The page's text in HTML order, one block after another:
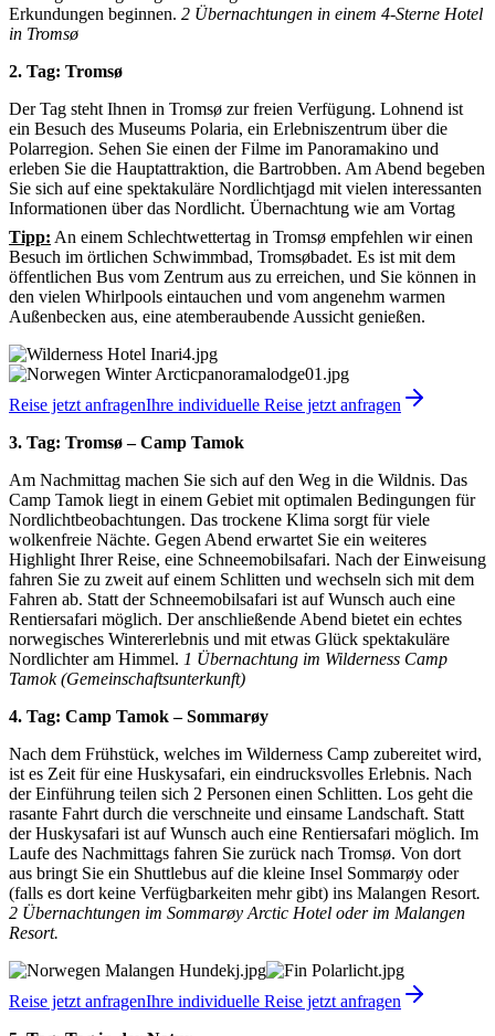
Erkundungen beginnen. 2 Übernachtungen in einem 4-Sterne Hotel
in Tromsø
2. Tag: Tromsø
Der Tag steht Ihnen in Tromsø zur freien Verfügung. Lohnend ist
ein Besuch des Museums Polaria, ein Erlebniszentrum über die
Polarregion. Sehen Sie einen der Filme im Panoramakino und
erleben Sie die Hauptattraktion, die Bartrobben. Am Abend begeben
Sie sich auf eine spektakuläre Nordlichtjagd mit vielen interessanten
Informationen über das Nordlicht. Übernachtung wie am Vortag
Tipp: An einem Schlechtwettertag in Tromsø empfehlen wir einen
Besuch im örtlichen Schwimmbad, Tromsøbadet. Es ist mit dem
öffentlichen Bus vom Zentrum aus zu erreichen, und Sie können in
den vielen Whirlpools eintauchen und vom angenehm warmen
Außenbecken aus, eine atemberaubende Aussicht genießen.
Reise jetzt anfragenIhre individuelle Reise jetzt anfragen
3. Tag: Tromsø – Camp Tamok
Am Nachmittag machen Sie sich auf den Weg in die Wildnis. Das
Camp Tamok liegt in einem Gebiet mit optimalen Bedingungen für
Nordlichtbeobachtungen. Das trockene Klima sorgt für viele
wolkenfreie Nächte. Gegen Abend erwartet Sie ein weiteres
Highlight Ihrer Reise, eine Schneemobilsafari. Nach der Einweisung
fahren Sie zu zweit auf einem Schlitten und wechseln sich mit dem
Fahren ab. Statt der Schneemobilsafari ist auf Wunsch auch eine
Rentiersafari möglich. Der anschließende Abend bietet ein echtes
norwegisches Wintererlebnis und mit etwas Glück spektakuläre
Nordlichter am Himmel. 1 Übernachtung im Wilderness Camp
Tamok (Gemeinschaftsunterkunft)
4. Tag: Camp Tamok – Sommarøy
Nach dem Frühstück, welches im Wilderness Camp zubereitet wird,
ist es Zeit für eine Huskysafari, ein eindrucksvolles Erlebnis. Nach
der Einführung teilen sich 2 Personen einen Schlitten. Los geht die
rasante Fahrt durch die verschneite und einsame Landschaft. Statt
der Huskysafari ist auf Wunsch auch eine Rentiersafari möglich. Im
Laufe des Nachmittags fahren Sie zurück nach Tromsø. Von dort
aus bringt Sie ein Shuttlebus auf die kleine Insel Sommarøy oder
(falls es dort keine Verfügbarkeiten mehr gibt) ins Malangen Resort.
2 Übernachtungen im Sommarøy Arctic Hotel oder im Malangen
Resort.
Reise jetzt anfragenIhre individuelle Reise jetzt anfragen